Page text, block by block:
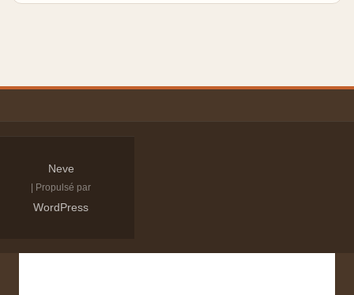
Neve
| Propulsé par
WordPress